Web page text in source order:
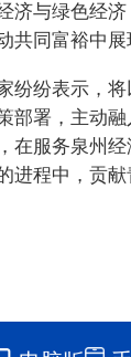
济与绿色经
共同富裕中展
纷纷表示，将
部署，主动
在服务泉州
进程中，贡